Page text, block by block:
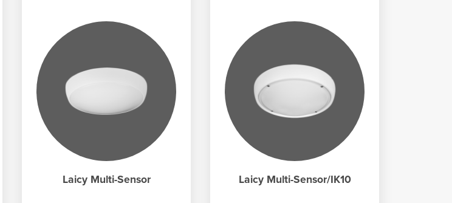
Laicy Multi-Sensor Laicy Multi-Sensor/IK10